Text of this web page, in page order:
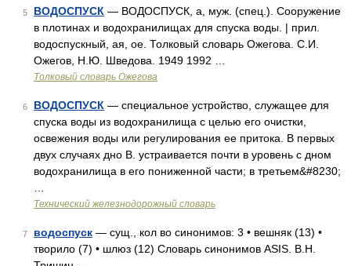
5 ВОДОСПУСК — ВОДОСПУСК, а, муж. (спец.). Сооружение
в плотинах и водохранилищах для спуска воды. | прил.
водоспускный, ая, ое. Толковый словарь Ожегова. С.И.
Ожегов, Н.Ю. Шведова. 1949 1992 …
Толковый словарь Ожегова
6 ВОДОСПУСК — специальное устройство, служащее для
спуска воды из водохранилища с целью его очистки,
освежения воды или регулирования ее притока. В первых
двух случаях дно В. устраивается почти в уровень с дном
водохранилища в его пониженной части; в третьем&#8230;
Технический железнодорожный словарь
7 водоспуск — сущ., кол во синонимов: 3 • вешняк (13) •
творило (7) • шлюз (12) Словарь синонимов ASIS. В.Н.